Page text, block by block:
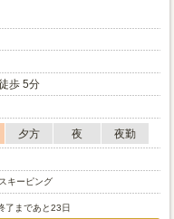
歩 5分
夕方 夜
夜勤
キーピング
了まであと23日